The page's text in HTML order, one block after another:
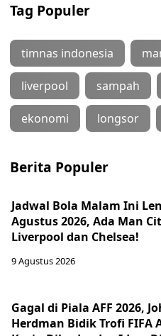
Tag Populer
timnas indonesia
liverpool sampah
ekonomi longsor
Berita Populer
Jadwal Bola Malam Ini
Agustus 2026, Ada Man
Liverpool dan Chelsea!
9 Agustus 2026
Gagal di Piala AFF 2026,
Herdman Bidik Trofi FIFA